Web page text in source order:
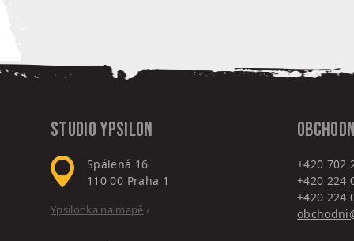
Studio Ypsilon
Spálená 16
110 00 Praha 1
Ypsilonka na mapě ›
+420 702
+420 224
+420 224